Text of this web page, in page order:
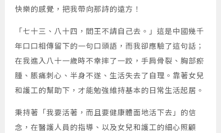
快樂的感覺，把我帶向那詩的遠方！
「七十三、八十四，閻王不請自己去。」這是中國幾千
年口口相傳留下的一句口頭語，而我卻應驗了這句話；
在我進入八十一歲時不幸摔了一跤，手肩骨裂、胸部瘀
腫、脹痛刺心、半身不遂、生活失去了自理。靠著女兒
和護工的幫助下，才能勉強維持基本的日常生活起居。
秉持著「我要活著，而且要健康體面地活下去」的信
念，在醫護人員的指導、以及女兒和護工的細心照顧